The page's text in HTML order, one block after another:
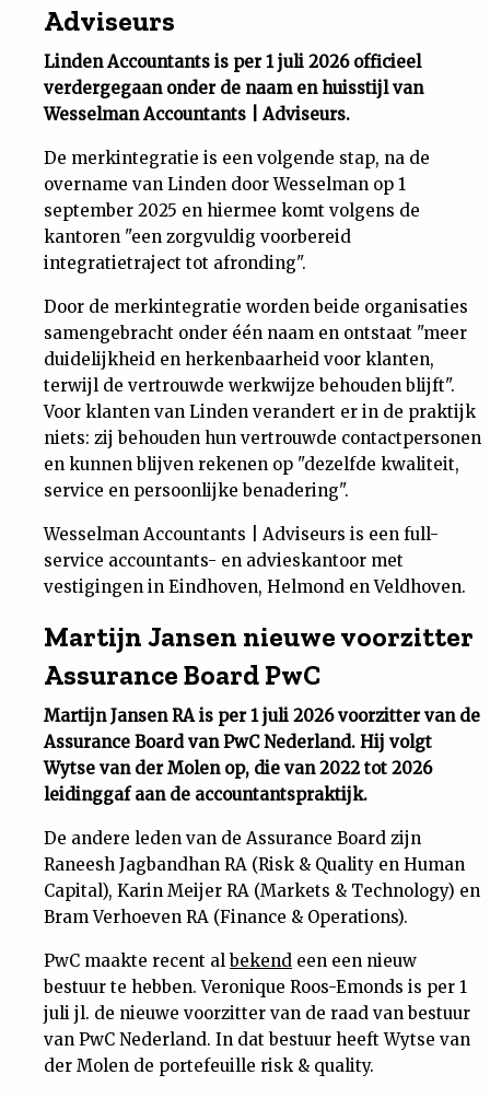
Adviseurs
Linden Accountants is per 1 juli 2026 officieel
verdergegaan onder de naam en huisstijl van
Wesselman Accountants | Adviseurs.
De merkintegratie is een volgende stap, na de
overname van Linden door Wesselman op 1
september 2025 en hiermee komt volgens de
kantoren "een zorgvuldig voorbereid
integratietraject tot afronding".
Door de merkintegratie worden beide organisaties
samengebracht onder één naam en ontstaat "meer
duidelijkheid en herkenbaarheid voor klanten,
terwijl de vertrouwde werkwijze behouden blijft".
Voor klanten van Linden verandert er in de praktijk
niets: zij behouden hun vertrouwde contactpersonen
en kunnen blijven rekenen op "dezelfde kwaliteit,
service en persoonlijke benadering".
Wesselman Accountants | Adviseurs is een full-
service accountants- en advieskantoor met
vestigingen in Eindhoven, Helmond en Veldhoven.
Martijn Jansen nieuwe voorzitter
Assurance Board PwC
Martijn Jansen RA is per 1 juli 2026 voorzitter van de
Assurance Board van PwC Nederland. Hij volgt
Wytse van der Molen op, die van 2022 tot 2026
leidinggaf aan de accountantspraktijk.
De andere leden van de Assurance Board zijn
Raneesh Jagbandhan RA (Risk & Quality en Human
Capital), Karin Meijer RA (Markets & Technology) en
Bram Verhoeven RA (Finance & Operations).
PwC maakte recent albekend een een nieuw
bestuur te hebben. Veronique Roos-Emonds is per 1
juli jl. de nieuwe voorzitter van de raad van bestuur
van PwC Nederland. In dat bestuur heeft Wytse van
der Molen de portefeuille risk & quality.